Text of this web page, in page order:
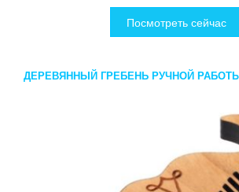
Посмотреть сейчас
ДЕРЕВЯННЫЙ ГРЕБЕНЬ РУЧНОЙ